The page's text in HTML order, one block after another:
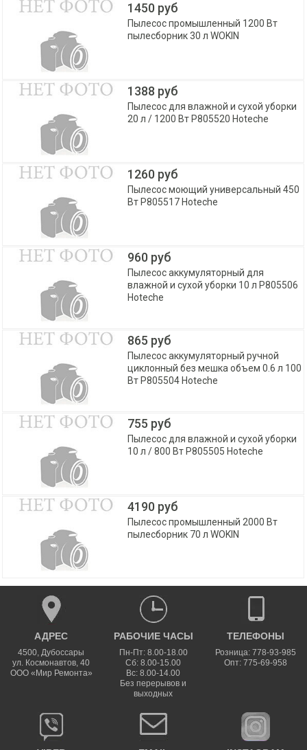
1450 руб
Пылесос промышленный 1200 Вт
пылесборник 30 л WOKIN
1388 руб
Пылесос для влажной и сухой уборки
20 л / 1200 Вт P805520 Hoteche
1260 руб
Пылесос моющий универсальный 450
Вт P805517 Hoteche
960 руб
Пылесос аккумуляторный для
влажной и сухой уборки 10 л P805506
Hoteche
865 руб
Пылесос аккумуляторный ручной
циклонный без мешка объем 0.6 л 100
Вт P805504 Hoteche
755 руб
Пылесос для влажной и сухой уборки
10 л / 800 Вт P805505 Hoteche
4190 руб
Пылесос промышленный 2000 Вт
пылесборник 70 л WOKIN
АДРЕС
4500,Дубоссары
ул. Космонавтов, 40
ООО «Мир Ремонта»
РАБОЧИЕ ЧАСЫ
Пн-Пт: 8.00-18.00
Сб: 8.00-15.00
Вс: 8.00-14.00
Без перерывов и
выходных
ТЕЛЕФОНЫ
Розница: 778-93-985
Опт: 775-69-958